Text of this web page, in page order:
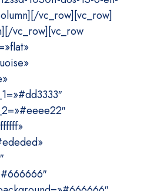
vc_row][vc_row]
vc_row][vc_row